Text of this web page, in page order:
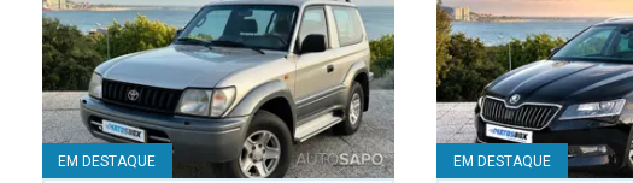
EM DESTAQUE EM DESTAQUE